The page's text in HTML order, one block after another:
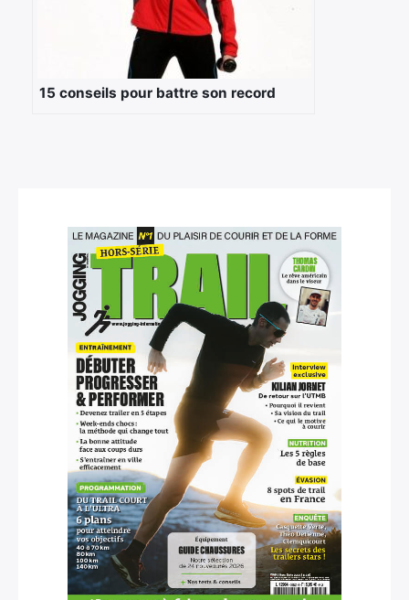
15 conseils pour battre son record
Rechercher